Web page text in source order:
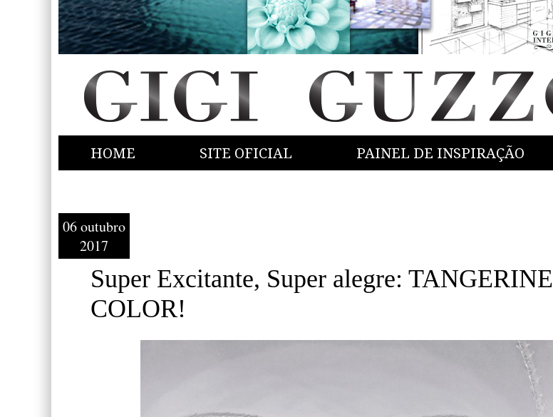
HOME SITE OFICIAL PAINEL DE INSPIRAÇÃO
06 outubro
2017
Super Excitante, Super alegre: TANGERINE
COLOR!